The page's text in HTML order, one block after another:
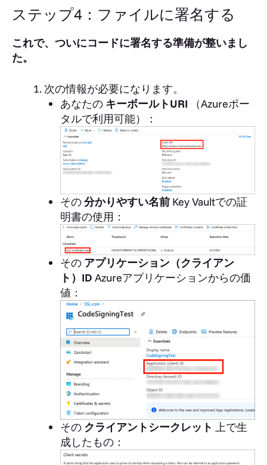
ステップ4：ファイルに署名する
これで、ついにコードに署名する準備が整いまし
た。
次の情報が必要になります。
あなたの キーボールトURI （Azureポー
タルで利用可能）：
その分かりやすい名前 Key Vaultでの証
明書の使用：
その アプリケーション（クライアン
ト）ID Azureアプリケーションからの価
値：
その クライアントシークレット 上で生
成したもの：